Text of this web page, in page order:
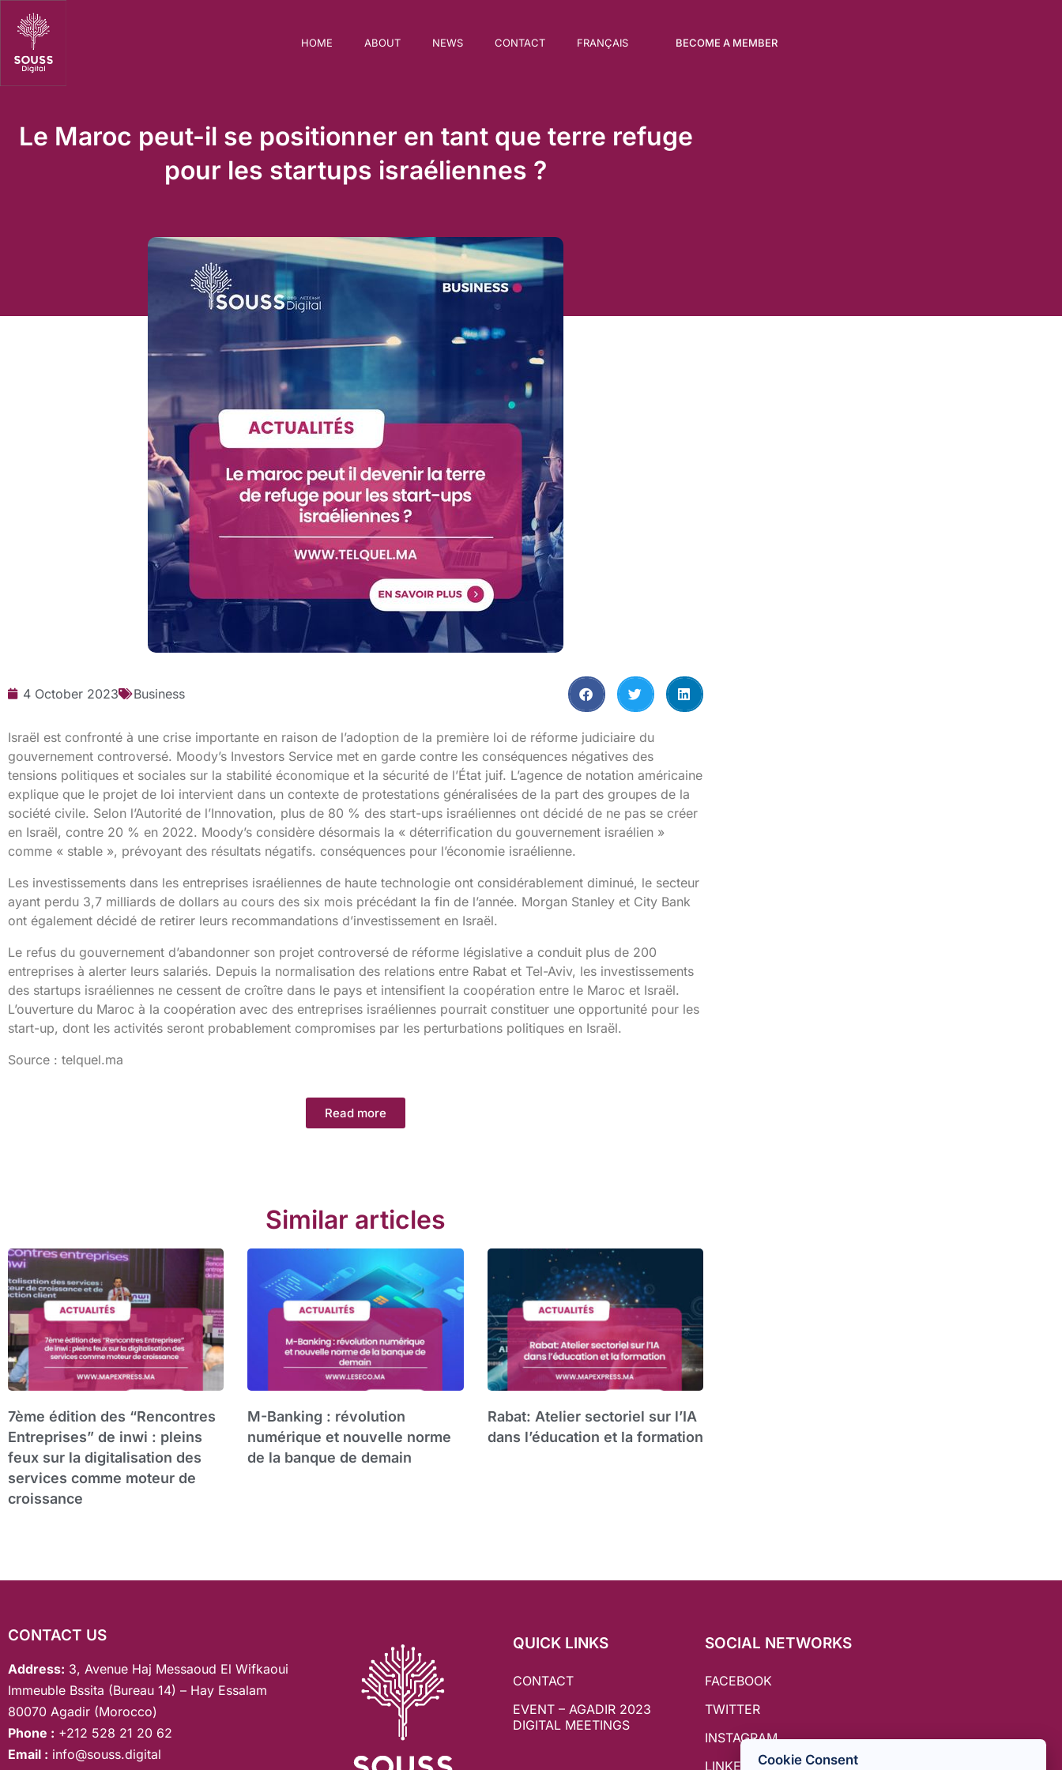
HOME ABOUT NEWS CONTACT FRANÇAIS BECOME A MEMBER
Le Maroc peut-il se positionner en tant que terre refuge
pour les startups israéliennes ?
4 October 2023 Business
Israël est confronté à une crise importante en raison de l’adoption de la première loi de réforme judiciaire du
gouvernement controversé. Moody’s Investors Service met en garde contre les conséquences négatives des
tensions politiques et sociales sur la stabilité économique et la sécurité de l’État juif. L’agence de notation américaine
explique que le projet de loi intervient dans un contexte de protestations généralisées de la part des groupes de la
société civile. Selon l’Autorité de l’Innovation, plus de 80 % des start-ups israéliennes ont décidé de ne pas se créer
en Israël, contre 20 % en 2022. Moody’s considère désormais la « déterrification du gouvernement israélien »
comme « stable », prévoyant des résultats négatifs. conséquences pour l’économie israélienne.
Les investissements dans les entreprises israéliennes de haute technologie ont considérablement diminué, le secteur
ayant perdu 3,7 milliards de dollars au cours des six mois précédant la fin de l’année. Morgan Stanley et City Bank
ont également décidé de retirer leurs recommandations d’investissement en Israël.
Le refus du gouvernement d’abandonner son projet controversé de réforme législative a conduit plus de 200
entreprises à alerter leurs salariés. Depuis la normalisation des relations entre Rabat et Tel-Aviv, les investissements
des startups israéliennes ne cessent de croître dans le pays et intensifient la coopération entre le Maroc et Israël.
L’ouverture du Maroc à la coopération avec des entreprises israéliennes pourrait constituer une opportunité pour les
start-up, dont les activités seront probablement compromises par les perturbations politiques en Israël.
Source : telquel.ma
Read more
Similar articles
7ème édition des “Rencontres
Entreprises” de inwi : pleins
feux sur la digitalisation des
services comme moteur de
croissance
M-Banking : révolution
numérique et nouvelle norme
de la banque de demain
Rabat: Atelier sectoriel sur l’IA
dans l’éducation et la formation
CONTACT US
Address: 3, Avenue Haj Messaoud El Wifkaoui
Immeuble Bssita (Bureau 14) – Hay Essalam
80070 Agadir (Morocco)
Phone : +212 528 21 20 62
Email : info@souss.digital
QUICK LINKS
CONTACT
EVENT – AGADIR 2023
DIGITAL MEETINGS
SOCIAL NETWORKS
FACEBOOK
TWITTER
INSTAGRAM
LINKEDINCookie Consent